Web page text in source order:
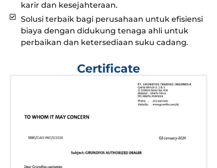
karir dan kesejahteraan.
Solusi terbaik bagi perusahaan untuk efisiensi
biaya dengan didukung tenaga ahli untuk
perbaikan dan ketersediaan suku cadang.
Certificate